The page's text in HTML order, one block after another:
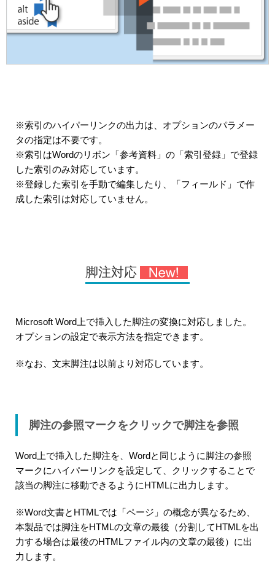
※索引のハイパーリンクの出力は、オプションのパラメー
タの指定は不要です。
※索引はWordのリボン「参考資料」の「索引登録」で登録
した索引のみ対応しています。
※登録した索引を手動で編集したり、「フィールド」で作
成した索引は対応していません。
脚注対応
Microsoft Word上で挿入した脚注の変換に対応しました。
オプションの設定で表示方法を指定できます。
※なお、文末脚注は以前より対応しています。
脚注の参照マークをクリックで脚注を参照
Word上で挿入した脚注を、Wordと同じように脚注の参照
マークにハイパーリンクを設定して、クリックすることで
該当の脚注に移動できるようにHTMLに出力します。
※Word文書とHTMLでは「ページ」の概念が異なるため、
本製品では脚注をHTMLの文章の最後（分割してHTMLを出
力する場合は最後のHTMLファイル内の文章の最後）に出
力します。